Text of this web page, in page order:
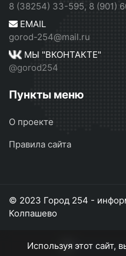
8 (38254) 33-595, 8 (901)
EMAIL
gorod-254@mail.ru
МЫ "ВКОНТАКТЕ"
@gorod254
Пункты меню
О проекте
Правила сайта
© 2023 Город 254 -
Колпашево
Используя этот сайт,